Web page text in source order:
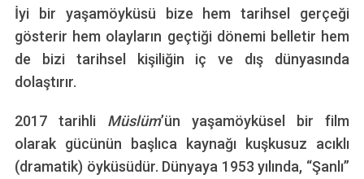
İyi bir yaşamöyküsü bize hem tarihsel gerçeği
gösterir hem olayların geçtiği dönemi belletir hem
de bizi tarihsel kişiliğin iç ve dış dünyasında
dolaştırır.
2017 tarihli Müslüm’ün yaşamöyküsel bir film
olarak gücünün başlıca kaynağı kuşkusuz acıklı
(dramatik) öyküsüdür. Dünyaya 1953 yılında, “Şanlı”